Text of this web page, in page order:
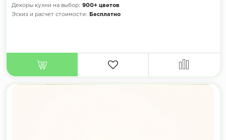
Декоры кухни на выбор: 900+ цветов
Эскиз и расчет стоимости:
Бесплатно